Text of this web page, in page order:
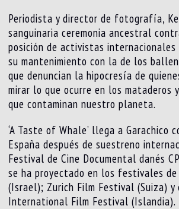
Periodista y director de fotografía,
sanguinaria ceremonia ancestral
posición de activistas internacionales
su mantenimiento con la de los
que denuncian la hipocresía de
mirar lo que ocurre en los mataderos
que contaminan nuestro planeta.
‘A Taste of Whale’ llega a Garachico
España después de suestreno
Festival de Cine Documental danés
se ha proyectado en los festivales de
(Israel); Zurich Film Festival (Suiza) y
International Film Festival (Islandia).